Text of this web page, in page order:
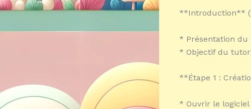
**Introduction**
* Présentation du
* Objectif du
**Étape 1 :
* Ouvrir le